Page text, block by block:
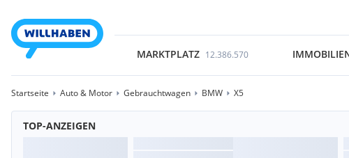
MARKTPLATZ 12.386.570
Startseite Auto & Motor Gebrauchtwagen BMW X5
TOP-ANZEIGEN